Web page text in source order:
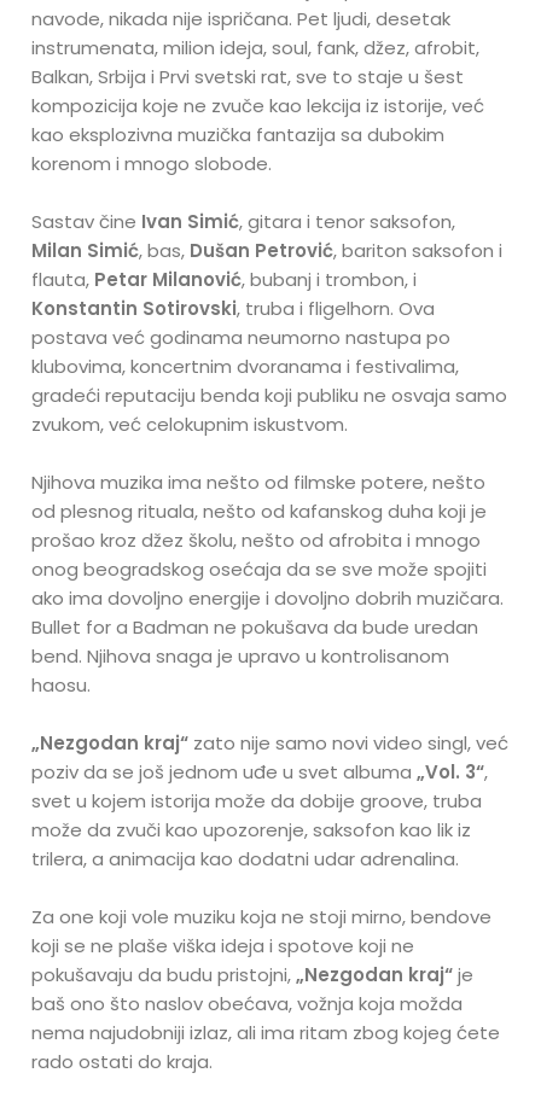
navode, nikada nije ispričana. Pet ljudi, desetak
instrumenata, milion ideja, soul, fank, džez, afrobit,
Balkan, Srbija i Prvi svetski rat, sve to staje u šest
kompozicija koje ne zvuče kao lekcija iz istorije, već
kao eksplozivna muzička fantazija sa dubokim
korenom i mnogo slobode.
Sastav čine Ivan Simić, gitara i tenor saksofon,
Milan Simić, bas, Dušan Petrović, bariton saksofon i
flauta, Petar Milanović, bubanj i trombon, i
Konstantin Sotirovski, truba i fligelhorn. Ova
postava već godinama neumorno nastupa po
klubovima, koncertnim dvoranama i festivalima,
gradeći reputaciju benda koji publiku ne osvaja samo
zvukom, već celokupnim iskustvom.
Njihova muzika ima nešto od filmske potere, nešto
od plesnog rituala, nešto od kafanskog duha koji je
prošao kroz džez školu, nešto od afrobita i mnogo
onog beogradskog osećaja da se sve može spojiti
ako ima dovoljno energije i dovoljno dobrih muzičara.
Bullet for a Badman ne pokušava da bude uredan
bend. Njihova snaga je upravo u kontrolisanom
haosu.
„Nezgodan kraj“ zato nije samo novi video singl, već
poziv da se još jednom uđe u svet albuma„Vol. 3“,
svet u kojem istorija može da dobije groove, truba
može da zvuči kao upozorenje, saksofon kao lik iz
trilera, a animacija kao dodatni udar adrenalina.
Za one koji vole muziku koja ne stoji mirno, bendove
koji se ne plaše viška ideja i spotove koji ne
pokušavaju da budu pristojni,„Nezgodan kraj“je
baš ono što naslov obećava, vožnja koja možda
nema najudobniji izlaz, ali ima ritam zbog kojeg ćete
rado ostati do kraja.